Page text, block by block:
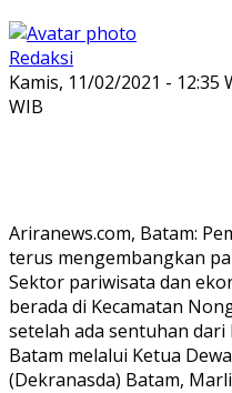
Redaksi
Kamis, 11/02/2021 - 12:35
WIB
Ariranews.com, Batam:
terus mengembangkan
Sektor pariwisata dan
berada di Kecamatan
setelah ada sentuhan
Batam melalui Ketua
(Dekranasda) Batam,